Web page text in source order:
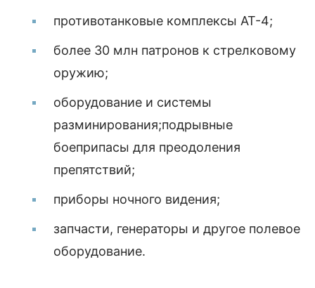
противотанковые комплексы АТ-4;
более 30 млн патронов к стрелковому
оружию;
оборудование и системы
разминирования;подрывные
боеприпасы для преодоления
препятствий;
приборы ночного видения;
запчасти, генераторы и другое полевое
оборудование.